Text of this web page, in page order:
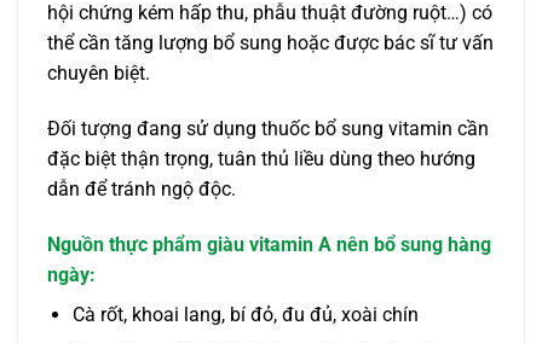
hội chứng kém hấp thu, phẫu thuật đường ruột…) có
thể cần tăng lượng bổ sung hoặc được bác sĩ tư vấn
chuyên biệt.
Đối tượng đang sử dụng thuốc bổ sung vitamin cần
đặc biệt thận trọng, tuân thủ liều dùng theo hướng
dẫn để tránh ngộ độc.
Nguồn thực phẩm giàu vitamin A nên bổ sung hàng
ngày:
Cà rốt, khoai lang, bí đỏ, đu đủ, xoài chín